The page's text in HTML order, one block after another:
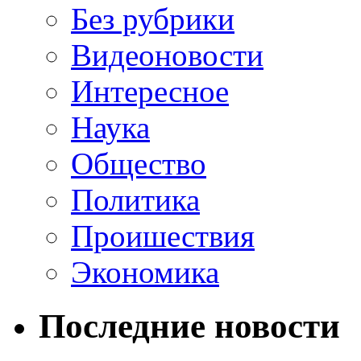
Без рубрики
Видеоновости
Интересное
Наука
Общество
Политика
Проишествия
Экономика
Последние новости